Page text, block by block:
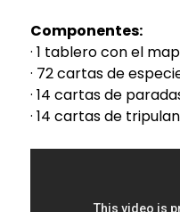
Componentes:
· 1 tablero con el
· 72 cartas de
· 14 cartas de
· 14 cartas de